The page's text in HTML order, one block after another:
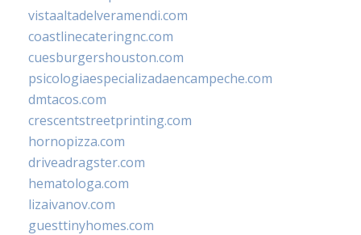
vistaaltadelveramendi.com
coastlinecateringnc.com
cuesburgershouston.com
psicologiaespecializadaencampeche.com
dmtacos.com
crescentstreetprinting.com
hornopizza.com
driveadragster.com
hematologa.com
lizaivanov.com
guesttinyhomes.com